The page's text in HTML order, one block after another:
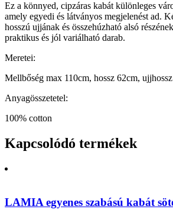
Ez a könnyed, cipzáras kabát különleges
amely egyedi és látványos megjelenést ad.
hosszú ujjának és összehúzható alsó
praktikus és jól variálható darab.
Meretei:
Mellbőség max 110cm, hossz 62cm,
Anyagösszetetel:
100% cotton
Kapcsolódó termékek
LAMIA egyenes szabású kabát